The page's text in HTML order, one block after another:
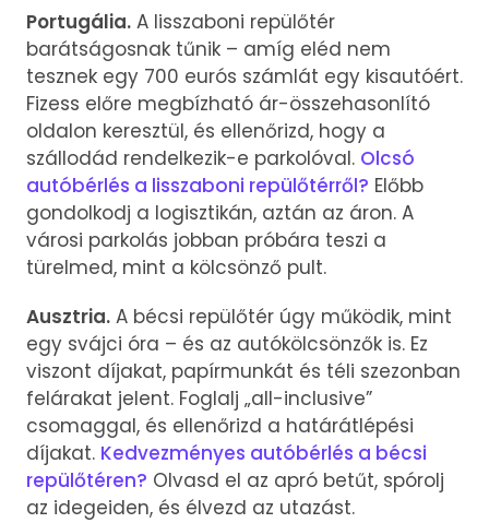
Portugália. A lisszaboni repülőtér
barátságosnak tűnik – amíg eléd nem
tesznek egy 700 eurós számlát egy kisautóért.
Fizess előre megbízható ár-összehasonlító
oldalon keresztül, és ellenőrizd, hogy a
szállodád rendelkezik-e parkolóval. Olcsó
autóbérlés a lisszaboni repülőtérről? Előbb
gondolkodj a logisztikán, aztán az áron. A
városi parkolás jobban próbára teszi a
türelmed, mint a kölcsönző pult.
Ausztria. A bécsi repülőtér úgy működik, mint
egy svájci óra – és az autókölcsönzők is. Ez
viszont díjakat, papírmunkát és téli szezonban
felárakat jelent. Foglalj „all-inclusive”
csomaggal, és ellenőrizd a határátlépési
díjakat. Kedvezményes autóbérlés a bécsi
repülőtéren? Olvasd el az apró betűt, spórolj
az idegeiden, és élvezd az utazást.